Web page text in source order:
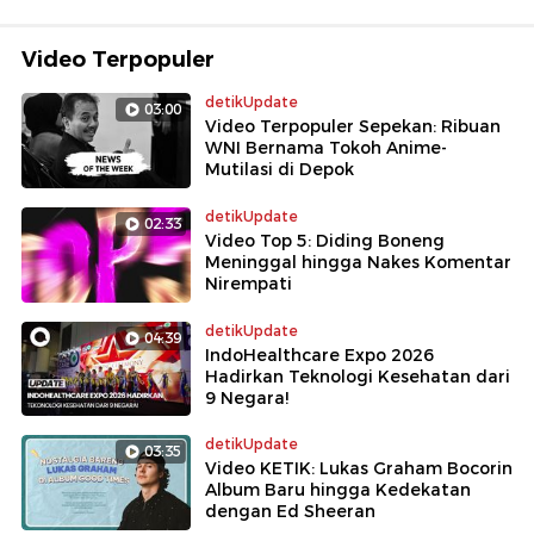
Video Terpopuler
03:00 detikUpdate
Video Terpopuler Sepekan: Ribuan
WNI Bernama Tokoh Anime-
Mutilasi di Depok
02:33 detikUpdate
Video Top 5: Diding Boneng
Meninggal hingga Nakes Komentar
Nirempati
04:39 detikUpdate
IndoHealthcare Expo 2026
Hadirkan Teknologi Kesehatan dari
9 Negara!
03:35 detikUpdate
Video KETIK: Lukas Graham Bocorin
Album Baru hingga Kedekatan
dengan Ed Sheeran